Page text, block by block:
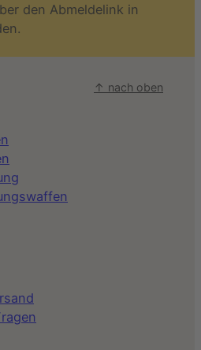
den Abmeldelink in
↑ nach oben